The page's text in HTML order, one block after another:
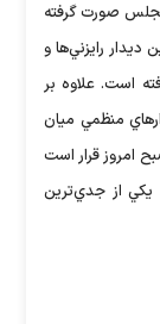
صورت گرفته
رايزني‌ها و
است. علاوه بر
منظمي ميان
امروز قرار است
يكي از جدي‌ترين